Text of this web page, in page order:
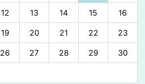
12 13 14 15 16
19 20 21 22 23
26 27 28 29 30